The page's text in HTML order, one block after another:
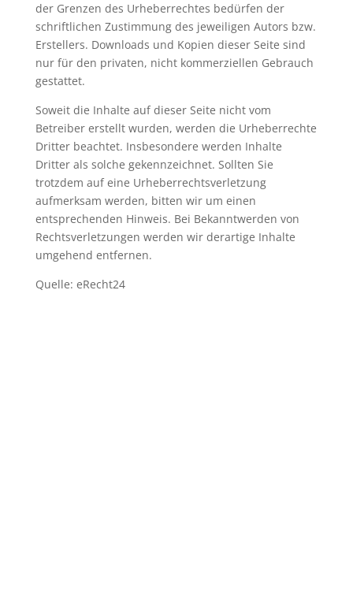
der Grenzen des Urheberrechtes bedürfen der
schriftlichen Zustimmung des jeweiligen Autors bzw.
Erstellers. Downloads und Kopien dieser Seite sind
nur für den privaten, nicht kommerziellen Gebrauch
gestattet.
Soweit die Inhalte auf dieser Seite nicht vom
Betreiber erstellt wurden, werden die Urheberrechte
Dritter beachtet. Insbesondere werden Inhalte
Dritter als solche gekennzeichnet. Sollten Sie
trotzdem auf eine Urheberrechtsverletzung
aufmerksam werden, bitten wir um einen
entsprechenden Hinweis. Bei Bekanntwerden von
Rechtsverletzungen werden wir derartige Inhalte
umgehend entfernen.
Quelle: eRecht24